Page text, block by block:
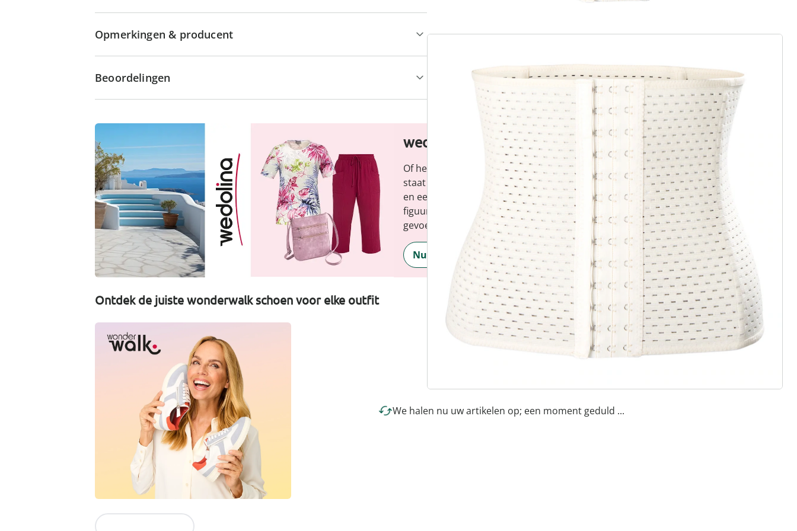
Opmerkingen & producent
Beoordelingen
wedolina - Ons nieuwe modemerk
Of het nu gaat om elegante basics of trendy highlights: wedolina
staat voor modieuze verscheidenheid, comfortabele pasvormen
en een faire prijs-kwaliteitverhouding. Elk stuk flatteert het
figuur en benadrukt je persoonlijkheid - voor een zelfverzekerd
gevoel, elke dag.
Nu ontdekken
Ontdek de juiste wonderwalk schoen voor elke outfit
We halen nu uw artikelen op; een moment geduld ...